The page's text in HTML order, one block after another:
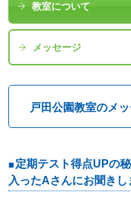
教室について
メッセージ
戸田公園教室のメ
定期テスト得点UPの
入ったAさんにお聞き